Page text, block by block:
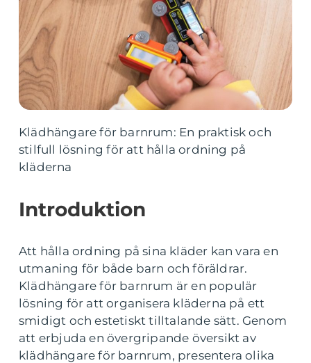
Klädhängare för barnrum: En praktisk och
stilfull lösning för att hålla ordning på
kläderna
Introduktion
Att hålla ordning på sina kläder kan vara en
utmaning för både barn och föräldrar.
Klädhängare för barnrum är en populär
lösning för att organisera kläderna på ett
smidigt och estetiskt tilltalande sätt. Genom
att erbjuda en övergripande översikt av
klädhängare för barnrum, presentera olika